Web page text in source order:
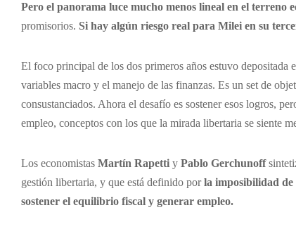
Pero el panorama luce mucho menos lineal en el terreno
promisorios. Si hay algún riesgo real para Milei en su
El foco principal de los dos primeros años estuvo
variables macro y el manejo de las finanzas. Es un set de
consustanciados. Ahora el desafío es sostener esos logros,
empleo, conceptos con los que la mirada libertaria se siente
Los economistas Martín Rapetti y Pablo Gerchunoff
gestión libertaria, y que está definido porla imposibilidad
sostener el equilibrio fiscal y generar empleo.